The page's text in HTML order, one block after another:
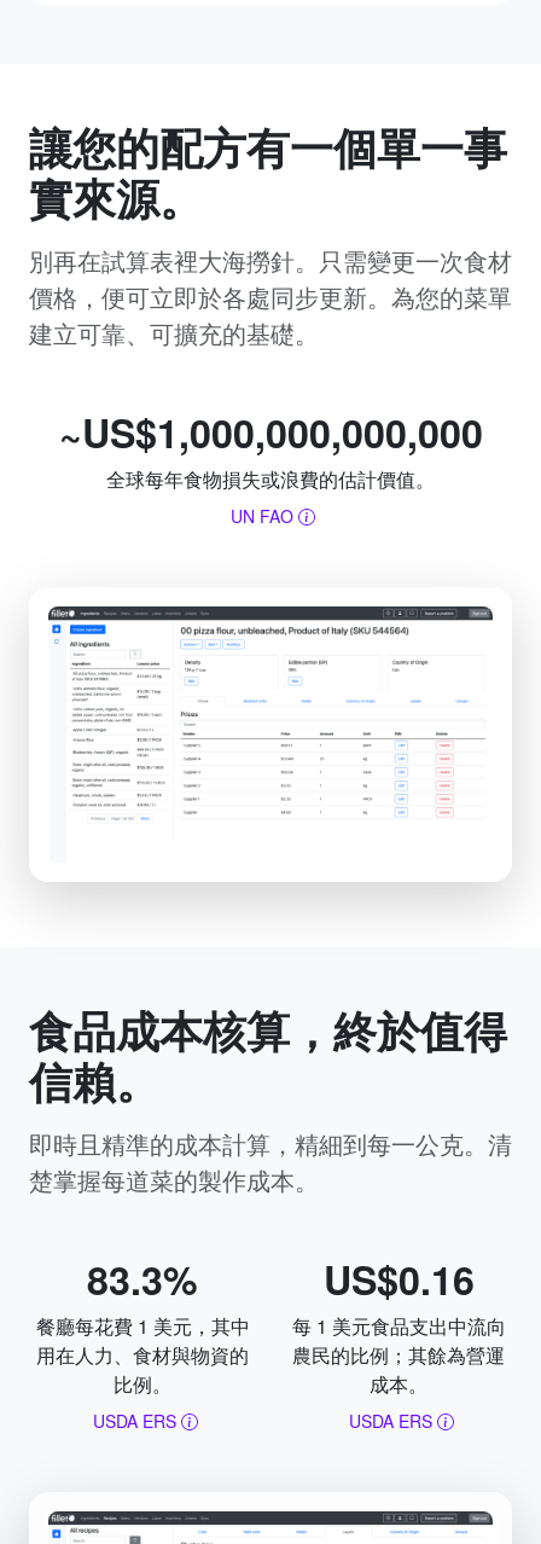
讓您的配方有一個單一事
實來源。
別再在試算表裡大海撈針。只需變更一次食材
價格，便可立即於各處同步更新。為您的菜單
建立可靠、可擴充的基礎。
~US$1,000,000,000,000
全球每年食物損失或浪費的估計價值。
UN FAO
食品成本核算，終於值得
信賴。
即時且精準的成本計算，精細到每一公克。清
楚掌握每道菜的製作成本。
83.3%
餐廳每花費 1 美元，其中
用在人力、食材與物資的
比例。
USDA ERS
US$0.16
每 1 美元食品支出中流向
農民的比例；其餘為營運
成本。
USDA ERS